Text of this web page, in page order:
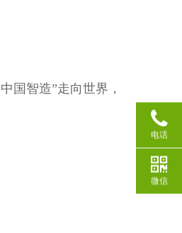
国智造”走向世界，
电话
微信